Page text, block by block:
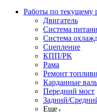
Работы по текущему
Двигатель
Система
Система
Сцепление
КПП/РК
Рама
Ремонт
Карданные
Передний мост
Задний/
Еще